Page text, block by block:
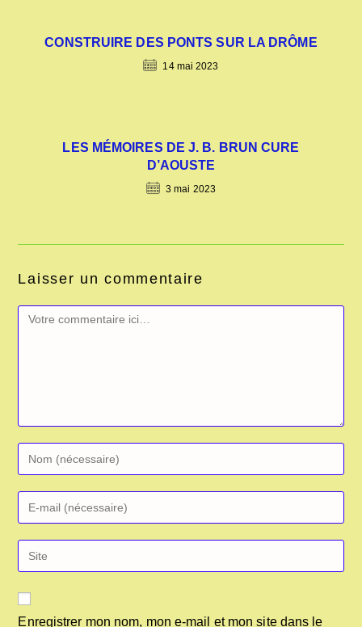
CONSTRUIRE DES PONTS SUR LA DRÔME
14 mai 2023
LES MÉMOIRES DE J. B. BRUN CURE
D’AOUSTE
3 mai 2023
Laisser un commentaire
Comment
your
name
comment
your
email
address
l’URL
votre
Enregistrer mon nom, mon e-mail et mon site dans le